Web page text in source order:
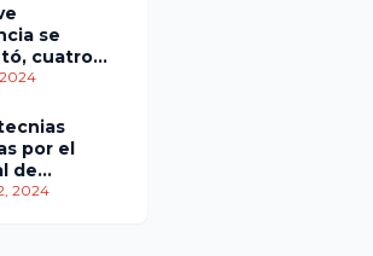
se
cuatro
murieron
por el
de
2024